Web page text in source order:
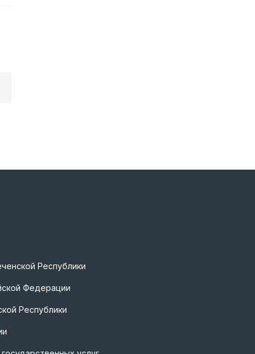
Республики
Федерации
Республики